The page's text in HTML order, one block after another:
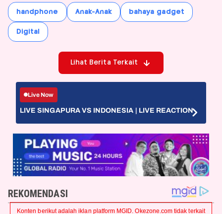
handphone Anak-Anak bahaya gadget
Digital
Lihat Berita Terkait
Live Now
LIVE SINGAPURA VS INDONESIA | LIVE REACTION